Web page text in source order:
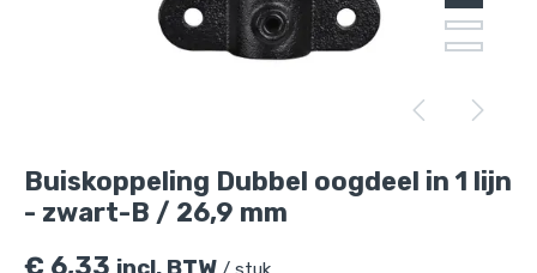
Buiskoppeling Dubbel oogdeel in 1 lijn
- zwart-B / 26,9 mm
€ 6,33
winkelmandje